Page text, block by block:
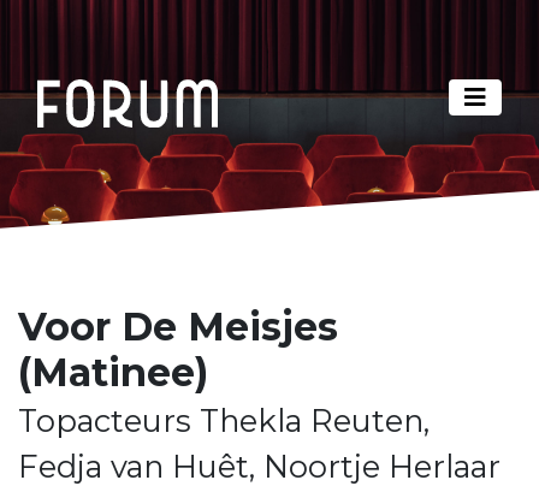
Voor De Meisjes
(Matinee)
Topacteurs Thekla Reuten,
Fedja van Huêt, Noortje Herlaar